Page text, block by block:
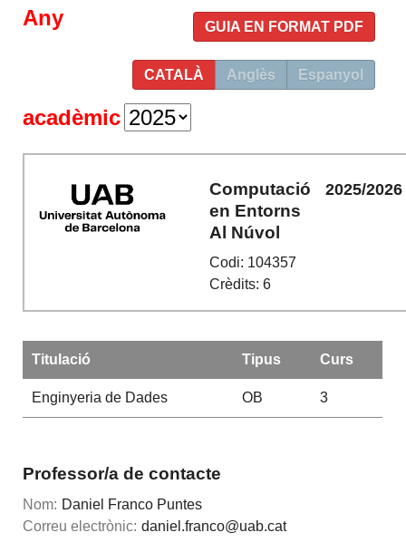
GUIA EN FORMAT PDF
CATALÀ Anglès Espanyol
Any
acadèmic
Computació
en Entorns
Al Núvol
Codi: 104357
Crèdits: 6
2025/2026
Titulació Tipus Curs
Enginyeria de Dades OB 3
Professor/a de contacte
Nom: Daniel Franco Puntes
Correu electrònic: daniel.franco@uab.cat